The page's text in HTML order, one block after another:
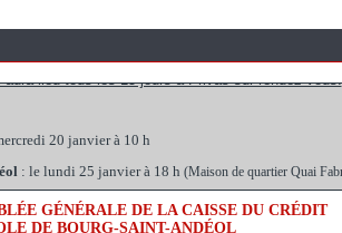
lieu tous les 15 jours à Privas sur rendez-vous.
: le lundi 25 janvier à 18 h
: le jeudi 4 février à 10h
février à 10 h
GÉNÉRALE DE LA CAISSE DU CRÉDIT
DE BOURG-SAINT-ANDÉOL